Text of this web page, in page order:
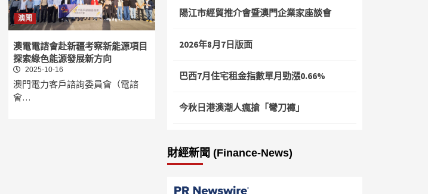
澳聞
澳電電諮會赴新疆考察新能源項目
探索綠色能源發展新方向
2025-10-16
澳門電力客戶諮詢委員會（電諮
會…
陽江市經貿推介會暨澳門企業家座談會
2026年8月7日版面
巴西7月住宅租金指數單月勁漲0.66%
今秋日港澳潮人瘋搶「彎刀褲」
財經新聞 (Finance-News)